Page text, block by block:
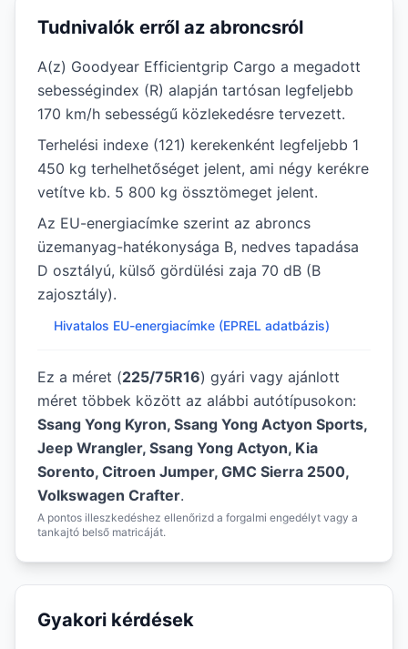
Tudnivalók erről az abroncsról
A(z) Goodyear Efficientgrip Cargo a megadott
sebességindex (R) alapján tartósan legfeljebb
170 km/h sebességű közlekedésre tervezett.
Terhelési indexe (121) kerekenként legfeljebb 1
450 kg terhelhetőséget jelent, ami négy kerékre
vetítve kb. 5 800 kg össztömeget jelent.
Az EU-energiacímke szerint az abroncs
üzemanyag-hatékonysága B, nedves tapadása
D osztályú, külső gördülési zaja 70 dB (B
zajosztály).
Hivatalos EU-energiacímke (EPREL adatbázis)
Ez a méret (225/75R16) gyári vagy ajánlott
méret többek között az alábbi autótípusokon:
Ssang Yong Kyron, Ssang Yong Actyon Sports,
Jeep Wrangler, Ssang Yong Actyon, Kia
Sorento, Citroen Jumper, GMC Sierra 2500,
Volkswagen Crafter.
A pontos illeszkedéshez ellenőrizd a forgalmi engedélyt vagy a
tankajtó belső matricáját.
Gyakori kérdések